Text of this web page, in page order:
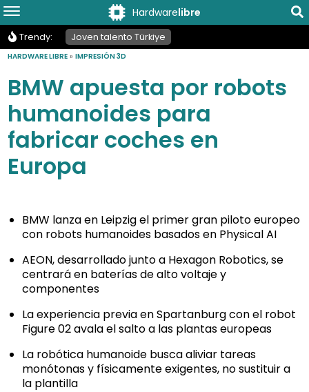
Hardwarelibre
Trendy: Joven talento Türkiye
HARDWARE LIBRE »IMPRESIÓN 3D
BMW apuesta por robots
humanoides para
fabricar coches en
Europa
BMW lanza en Leipzig el primer gran piloto europeo
con robots humanoides basados en Physical AI
AEON, desarrollado junto a Hexagon Robotics, se
centrará en baterías de alto voltaje y
componentes
La experiencia previa en Spartanburg con el robot
Figure 02 avala el salto a las plantas europeas
La robótica humanoide busca aliviar tareas
monótonas y físicamente exigentes, no sustituir a
la plantilla